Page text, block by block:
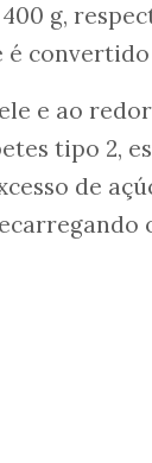
g,
é
e ao
tipo 2,
de